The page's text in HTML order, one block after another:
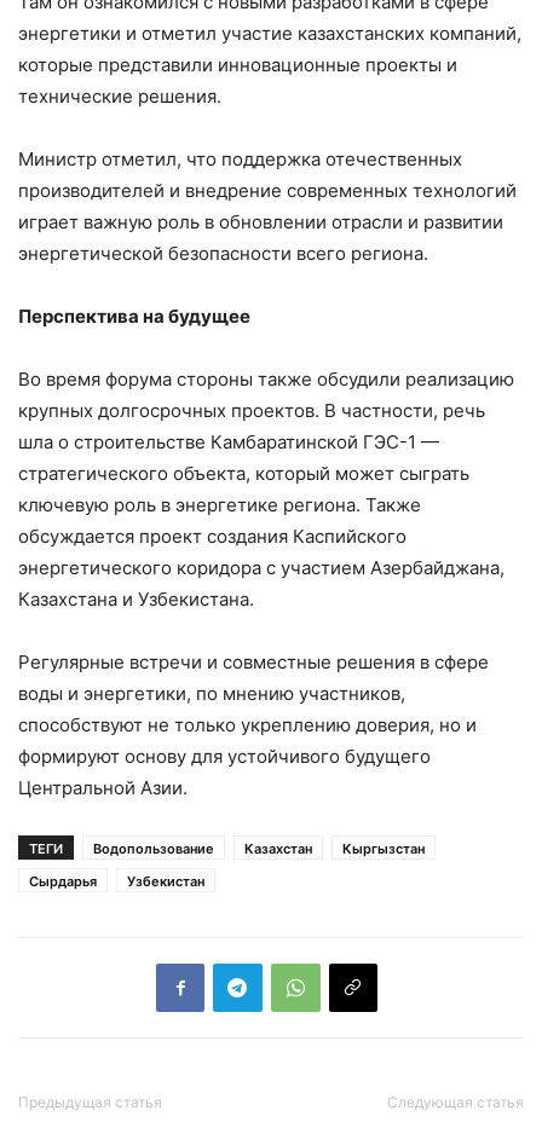
энергетики и отметил участие казахстанских компаний,
которые представили инновационные проекты и
технические решения.
Министр отметил, что поддержка отечественных
производителей и внедрение современных технологий
играет важную роль в обновлении отрасли и развитии
энергетической безопасности всего региона.
Перспектива на будущее
Во время форума стороны также обсудили реализацию
крупных долгосрочных проектов. В частности, речь
шла о строительстве Камбаратинской ГЭС-1 —
стратегического объекта, который может сыграть
ключевую роль в энергетике региона. Также
обсуждается проект создания Каспийского
энергетического коридора с участием Азербайджана,
Казахстана и Узбекистана.
Регулярные встречи и совместные решения в сфере
воды и энергетики, по мнению участников,
способствуют не только укреплению доверия, но и
формируют основу для устойчивого будущего
Центральной Азии.
ТЕГИ Водопользование Казахстан
Кыргызстан
Сырдарья
Узбекистан
Предыдущая статья Следующая статья